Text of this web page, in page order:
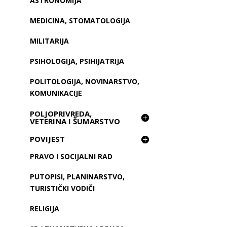
MEDICINA, STOMATOLOGIJA
MILITARIJA
PSIHOLOGIJA, PSIHIJATRIJA
POLITOLOGIJA, NOVINARSTVO,
KOMUNIKACIJE
POLJOPRIVREDA,
VETERINA I ŠUMARSTVO
POVIJEST
PRAVO I SOCIJALNI RAD
PUTOPISI, PLANINARSTVO,
TURISTIČKI VODIČI
RELIGIJA